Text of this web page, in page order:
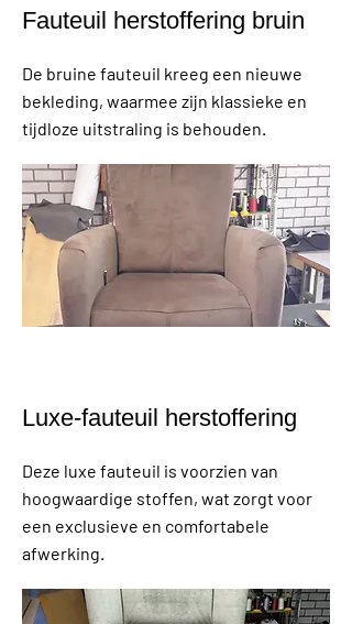
Fauteuil herstoffering bruin
De bruine fauteuil kreeg een nieuwe
bekleding, waarmee zijn klassieke en
tijdloze uitstraling is behouden.
Luxe-fauteuil herstoffering
Deze luxe fauteuil is voorzien van
hoogwaardige stoffen, wat zorgt voor
een exclusieve en comfortabele
afwerking.